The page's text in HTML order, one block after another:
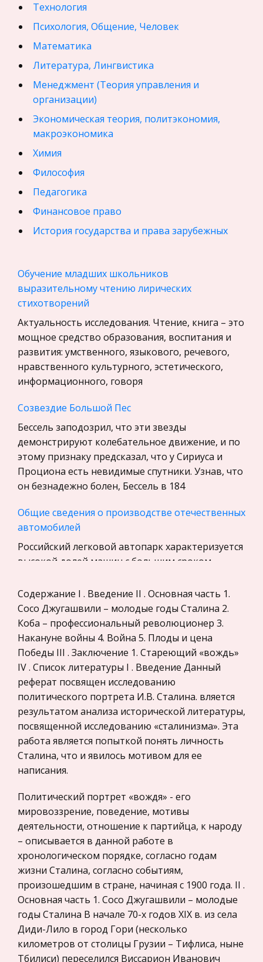
Технология
Психология, Общение, Человек
Математика
Литература, Лингвистика
Менеджмент (Теория управления и
организации)
Экономическая теория, политэкономия,
макроэкономика
Химия
Философия
Педагогика
Финансовое право
История государства и права зарубежных
Физика
Искусство, Культура, Литература
Компьютерные сети
Материаловедение
Авиация
Программирование, Базы данных
Бухгалтерский учет
Уголовное право
Экскурсии и туризм
Маркетинг, товароведение, реклама
Религия
Экологическое право
Теория государства и права
История отечественного государства и
права
Микроэкономика, экономика предприятия,
предпринимательство
Нероссийское законодательство
Международные экономические и валютно-
кредитные отношения
Политология, Политистория
Биржевое дело
Радиоэлектроника
Медицина
Пищевые продукты
Конституционное (государственное) право
зарубежных стран
Государственное регулирование, Таможня,
Налоги
Транспорт
Жилищное право
Гражданское право
Обучение младших школьников
выразительному чтению лирических
стихотворений
Актуальность исследования. Чтение, книга – это
мощное средство образования, воспитания и
развития: умственного, языкового, речевого,
нравственного культурного, эстетического,
информационного, говоря
Созвездие Большой Пес
Бессель заподозрил, что эти звезды
демонстрируют колебательное движение, и по
этому признаку предсказал, что у Сириуса и
Проциона есть невидимые спутники. Узнав, что
он безнадежно болен, Бессель в 184
Общие сведения о производстве отечественных
автомобилей
Российский легковой автопарк характеризуется
высокой долей машин с большим сроком
старых автомобилей значительно меньше, чем
в целом по России. По данным конс
Виртуальная Реальность
Наиболее впечатляющим достижением новой
информационной технологии, безусловно,
является возможность для человека, попавшего
в виртуальный мир, не только наблюдать и
переживать, но действовать самостоя
История гиревого спорта
Типичным примером могут служить
Олимпийские Игры в Древней Греции.
что большинство состязательных видов
представляло собой упражнения, которые
требовали от ол
Реалии в английском языке
Актуальность данной темы заключается в том,
что переводчик сталкивается с проблемой
перевода реалий очень часто. Реалии это
понятия чуждые для других культур и поэтому
представляют в процессе перевод
Содержание I . Введение II . Основная часть 1.
Сосо Джугашвили – молодые годы Сталина 2.
Коба – профессиональный революционер 3.
Накануне войны 4. Война 5. Плоды и цена
Победы III . Заключение 1. Стареющий «вождь»
IV . Список литературы I . Введение Данный
реферат посвящен исследованию
политического портрета И.В. Сталина. вляется
результатом анализа исторической литературы,
посвященной исследованию «сталинизма». Эта
работа является попыткой понять личность
Сталина, что и явилось мотивом для ее
написания.
Политический портрет «вождя» - его
мировоззрение, поведение, мотивы
деятельности, отношение к партийца, к народу
– описывается в данной работе в
хронологическом порядке, согласно годам
жизни Сталина, согласно событиям,
произошедшим в стране, начиная с 1900 года. II .
Основная часть 1. Сосо Джугашвили – молодые
годы Сталина В начале 70-х годов XIX в. из села
Диди-Лило в город Гори (несколько
километров от столицы Грузии – Тифлиса, ныне
Тбилиси) переселился Виссарион Иванович